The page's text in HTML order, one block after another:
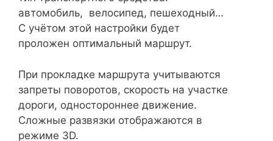
автомобиль, велосипед, пешеходный…
С учётом этой настройки будет
проложен оптимальный маршрут.
При прокладке маршрута учитываются
запреты поворотов, скорость на участке
дороги, одностороннее движение.
Сложные развязки отображаются в
режиме 3D.